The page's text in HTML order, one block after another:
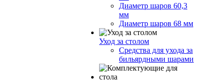
Диаметр шаров 60,3
мм
Диаметр шаров 68 мм
Уход за столом
Средства для ухода за
бильярдными шарами